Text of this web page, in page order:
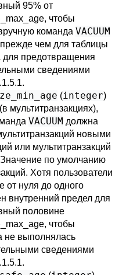
95% от
, чтобы
команда VACUUM
чем для таблицы
для предотвращения
сведениями
.
(integer)
мультитранзакциях),
VACUUM должна
новыми
или мультитранзакций
по умолчанию
Хотя пользователи
от нуля до одного
внутренний предел для
половине
, чтобы
не выполнялась
сведениями
.